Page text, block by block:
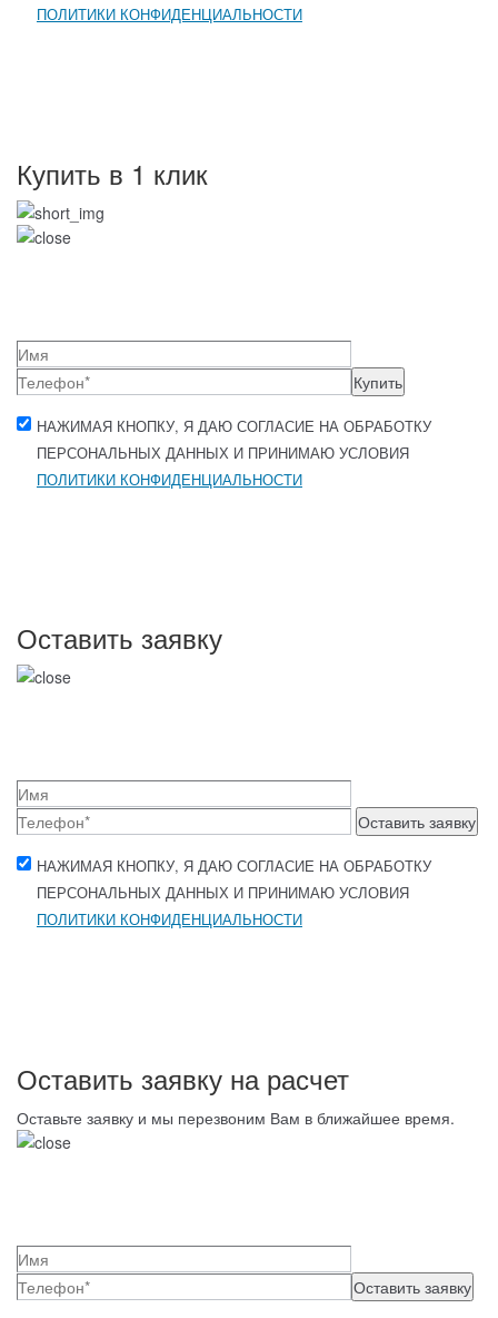
ПОЛИТИКИ КОНФИДЕНЦИАЛЬНОСТИ
Купить в 1 клик
Купить
НАЖИМАЯ КНОПКУ, Я ДАЮ СОГЛАСИЕ НА ОБРАБОТКУ
ПЕРСОНАЛЬНЫХ ДАННЫХ И ПРИНИМАЮ УСЛОВИЯ
ПОЛИТИКИ КОНФИДЕНЦИАЛЬНОСТИ
Оставить заявку
Оставить заявку
НАЖИМАЯ КНОПКУ, Я ДАЮ СОГЛАСИЕ НА ОБРАБОТКУ
ПЕРСОНАЛЬНЫХ ДАННЫХ И ПРИНИМАЮ УСЛОВИЯ
ПОЛИТИКИ КОНФИДЕНЦИАЛЬНОСТИ
Оставить заявку на расчет
Оставьте заявку и мы перезвоним Вам в ближайшее время.
Оставить заявку